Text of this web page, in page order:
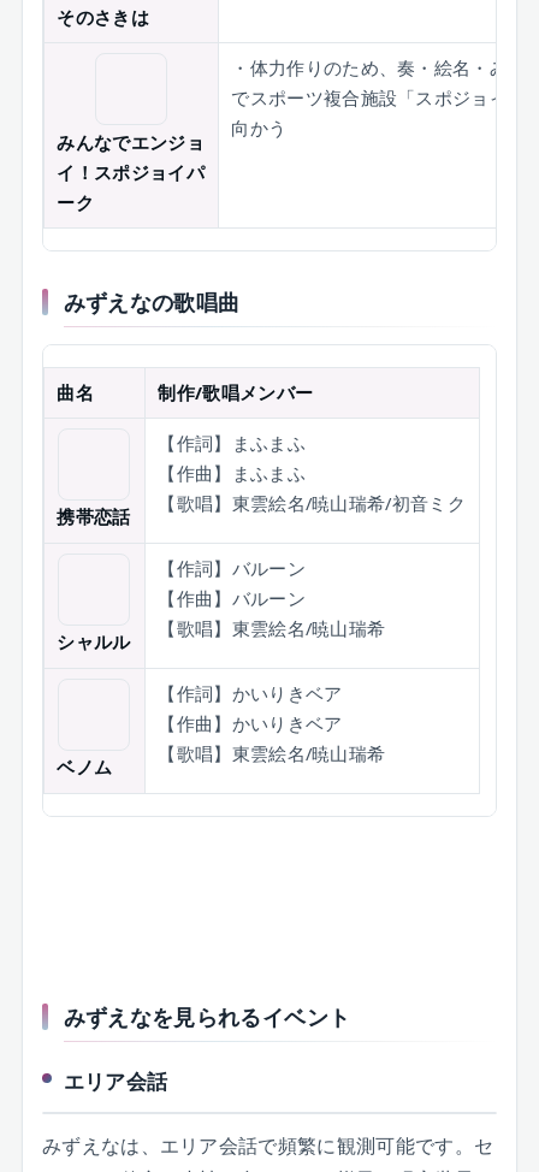
そのさきは
みんなでエンジョ
イ！スポジョイパ
ーク
・体力作りのため、奏・絵名・みの
でスポーツ複合施設「スポジョイパ
向かう
みずえなの歌唱曲
曲名 制作/歌唱メンバー
携帯恋話
【作詞】まふまふ
【作曲】まふまふ
【歌唱】東雲絵名/暁山瑞希/初音ミク
シャルル
【作詞】バルーン
【作曲】バルーン
【歌唱】東雲絵名/暁山瑞希
ベノム
【作詞】かいりきベア
【作曲】かいりきベア
【歌唱】東雲絵名/暁山瑞希
みずえなを見られるイベント
エリア会話
みずえなは、エリア会話で頻繁に観測可能です。セ